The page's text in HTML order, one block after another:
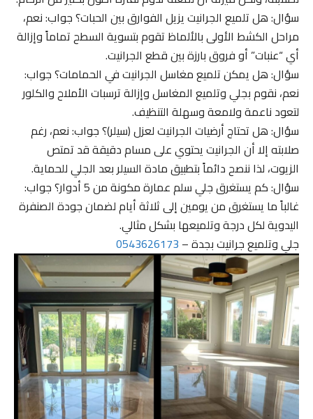
سؤال: هل تلميع الجرانيت يزيل الفوارق بين الحبات؟ جواب: نعم،
مراحل الكشط الأولى بالألماظ تقوم بتسوية السطح تماماً وإزالة
أي “عنبات” أو فروق بارزة بين قطع الجرانيت.
سؤال: هل يمكن تلميع مغاسل الجرانيت في الحمامات؟ جواب:
نعم، نقوم بجلي وتلميع المغاسل وإزالة ترسبات الأملاح والكلور
لتعود ناعمة ولامعة وسهلة التنظيف.
سؤال: هل تحتاج أرضيات الجرانيت لعزل (سيلر)؟ جواب: نعم، رغم
صلابته إلا أن الجرانيت يحتوي على مسام دقيقة قد تمتص
الزيوت، لذا ننصح دائماً بتطبيق مادة السيلر بعد الجلي للحماية.
سؤال: كم يستغرق جلي سلم عمارة مكونة من 5 أدوار؟ جواب:
غالباً ما يستغرق من يومين إلى ثلاثة أيام لضمان جودة الصنفرة
اليدوية لكل درجة وتلميعها بشكل مثالي.
جلي وتلميع جرانيت بجدة –0543626173